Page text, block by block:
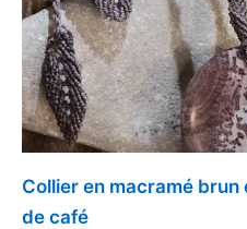
Collier en macramé
de café